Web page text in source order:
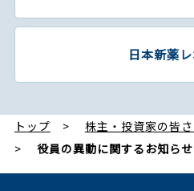
日本新薬
トップ 株主・投資家の皆さ
役員の異動に関するお知らせ